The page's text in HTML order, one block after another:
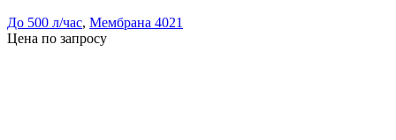
До 500 л/час, Мембрана 4021
Цена по запросу